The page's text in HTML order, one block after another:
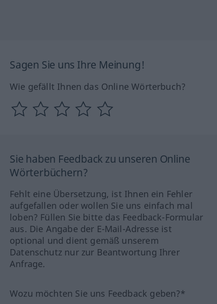
Sagen Sie uns Ihre Meinung!
Wie gefällt Ihnen das Online Wörterbuch?
Sie haben Feedback zu unseren Online
Wörterbüchern?
Fehlt eine Übersetzung, ist Ihnen ein Fehler
aufgefallen oder wollen Sie uns einfach mal
loben? Füllen Sie bitte das Feedback-Formular
aus. Die Angabe der E-Mail-Adresse ist
optional und dient gemäß unserem
Datenschutz nur zur Beantwortung Ihrer
Anfrage.
Wozu möchten Sie uns Feedback geben?*